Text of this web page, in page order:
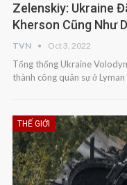
Zelenskiy: Ukraine
Kherson Cũng Như
TVN Oct 3, 2022
Tổng thống Ukraine
thành công quân sự ở
THẾ GIỚI